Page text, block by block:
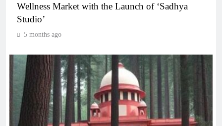
Wellness Market with the Launch of ‘Sadhya
Studio’
5 months ago